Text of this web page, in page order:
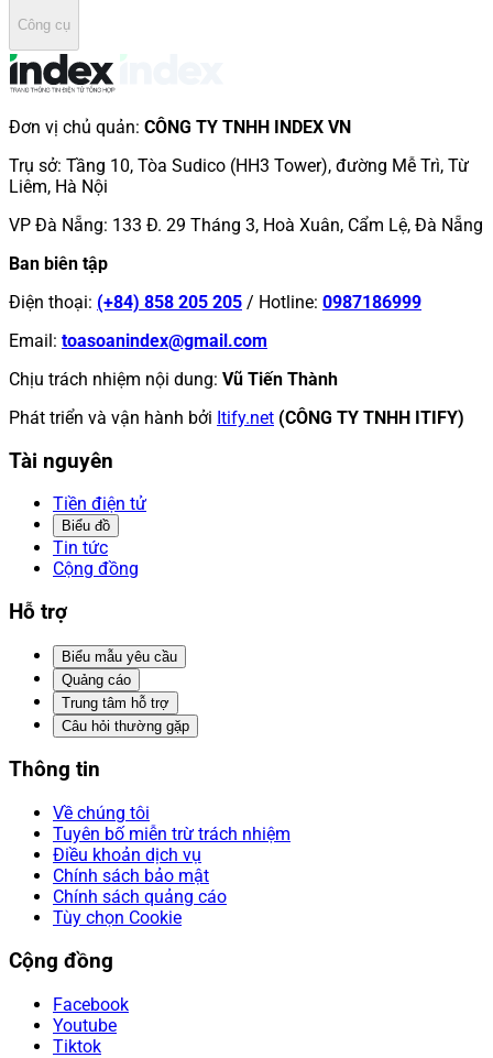
Công cụ
Đơn vị chủ quản: CÔNG TY TNHH INDEX VN
Trụ sở: Tầng 10, Tòa Sudico (HH3 Tower), đường Mễ Trì, Từ
Liêm, Hà Nội
VP Đà Nẵng: 133 Đ. 29 Tháng 3, Hoà Xuân, Cẩm Lệ, Đà Nẵng
Ban biên tập
Điện thoại: (+84) 858 205 205 / Hotline: 0987186999
Email: toasoanindex@gmail.com
Chịu trách nhiệm nội dung: Vũ Tiến Thành
Phát triển và vận hành bởi Itify.net (CÔNG TY TNHH ITIFY)
Tài nguyên
Tiền điện tử
Biểu đồ
Tin tức
Cộng đồng
Hỗ trợ
Biểu mẫu yêu cầu
Quảng cáo
Trung tâm hỗ trợ
Câu hỏi thường gặp
Thông tin
Về chúng tôi
Tuyên bố miễn trừ trách nhiệm
Điều khoản dịch vụ
Chính sách bảo mật
Chính sách quảng cáo
Tùy chọn Cookie
Cộng đồng
Facebook
Youtube
Tiktok